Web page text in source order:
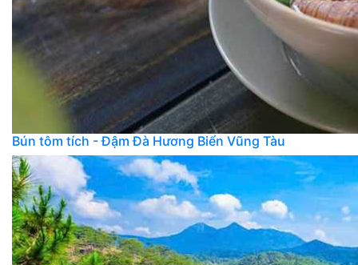
Bún tôm tích - Đậm Đà Hương Biển Vũng Tàu